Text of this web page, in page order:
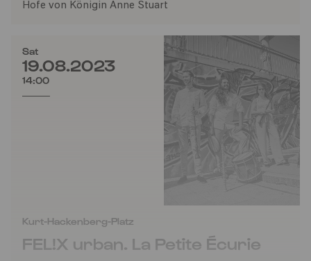
Hofe von Königin Anne Stuart
Sat
19.08.2023
14:00
Kurt-Hackenberg-Platz
FEL!X urban. La Petite Écurie